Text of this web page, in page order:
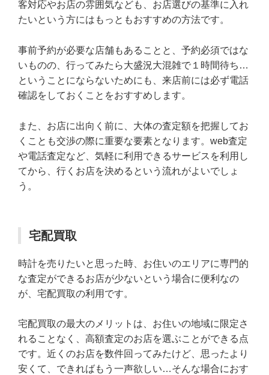
客対応やお店の雰囲気なども、お店選びの基準に入れ
たいという方にはもっともおすすめの方法です。
事前予約が必要な店舗もあることと、予約必須ではな
いものの、行ってみたら大盛況大混雑で１時間待ち…
ということにならないためにも、来店前には必ず電話
確認をしておくことをおすすめします。
また、お店に出向く前に、大体の査定額を把握してお
くことも交渉の際に重要な要素となります。web査定
や電話査定など、気軽に利用できるサービスを利用し
てから、行くお店を決めるという流れがよいでしょ
う。
宅配買取
時計を売りたいと思った時、お住いのエリアに専門的
な査定ができるお店が少ないという場合に便利なの
が、宅配買取の利用です。
宅配買取の最大のメリットは、お住いの地域に限定さ
れることなく、高額査定のお店を選ぶことができる点
です。近くのお店を数件回ってみたけど、思ったより
安くて、できればもう一声欲しい…そんな場合におす